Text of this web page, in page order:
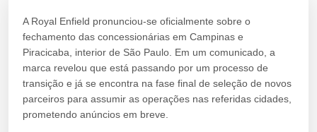
A Royal Enfield pronunciou-se oficialmente sobre o
fechamento das concessionárias em Campinas e
Piracicaba, interior de São Paulo. Em um comunicado, a
marca revelou que está passando por um processo de
transição e já se encontra na fase final de seleção de novos
parceiros para assumir as operações nas referidas cidades,
prometendo anúncios em breve.